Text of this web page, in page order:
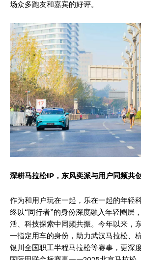
场众多跑友和嘉宾的好评。
深耕马拉松IP，东风奕派与用户同频共创
作为和用户玩在一起，乐在一起的年轻
终以“同行者”的身份深度融入年轻圈层
活、科技探索中同频共振。今年以来，
一指定用车的身份，助力武汉马拉松、
银川全国职工半程马拉松等赛事，更深